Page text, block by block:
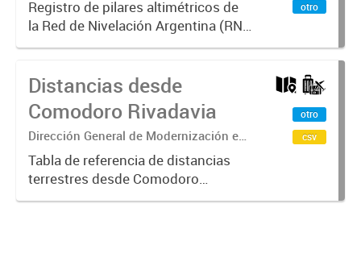
Registro de pilares altimétricos de
la Red de Nivelación Argentina (RN-
Ar) del Instituto Geográfico
Comodoro Rivadavia y sus
cercanías. Estos puntos
materializan...
otro
Distancias desde
Comodoro Rivadavia
Dirección General de Modernización e
Investigación Territorial
Tabla de referencia de distancias
terrestres desde Comodoro
Rivadavia hacia todas las capitales
otro
csv